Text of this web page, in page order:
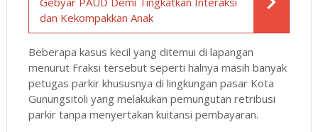
dan Kekompakkan Anak
Beberapa kasus kecil yang ditemui di lapangan
menurut Fraksi tersebut seperti halnya masih banyak
petugas parkir khususnya di lingkungan pasar Kota
Gunungsitoli yang melakukan pemungutan retribusi
parkir tanpa menyertakan kuitansi pembayaran.